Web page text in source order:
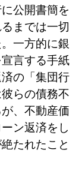
公開書簡を
までは一切
一方的に銀
言する手紙
の「集団行
らの債務不
、不動産価
ン返済をし
たれたこと